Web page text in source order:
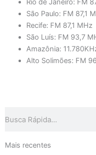
Rio de Janeiro: FM
São Paulo: FM 87,1
Recife: FM 87,1 MHz
São Luís: FM 93,7
Amazônia:
Alto Solimões: FM
Mais recentes